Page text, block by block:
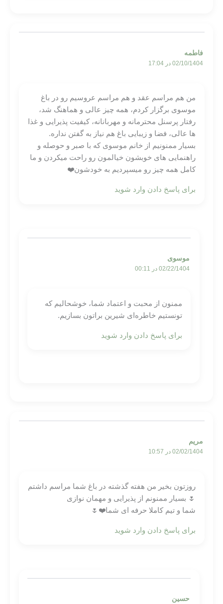
فاطمه
02/10/1404 در 17:04
من هم مراسم عقد و هم مراسم عروسیم رو در باغ
موسوی برگزار کردم، همه چیز عالی و هماهنگ شد،
رفتار پرسنل محترمانه و مهربانانه، کیفیت پذیرایی و غذا
ها عالی، فضا و زیبایی باغ هم نیاز به گفتن نداره.
بسیار ممنونیم از خانم موسوی که با صبر و حوصله و
راهنمایی های خوبشون خیالمون رو راحت میکردن و ما
کامل همه چیز رو میسپردیم به خودشون❤️
برای پاسخ دادن وارد شوید
موسوی
02/22/1404 در 00:11
ممنون از محبت و اعتماد شما، خوشحالیم که
تونستیم خاطره‌ای شیرین براتون بسازیم.
برای پاسخ دادن وارد شوید
مریم
02/02/1404 در 10:57
روزتون بخیر من هفته گذشته در باغ شما مراسم داشتم
🌷 بسیار ممنونم از پذیرایی و مهمان نوازی
شما و تیم کاملا حرفه ای شما❤️🌷
برای پاسخ دادن وارد شوید
حسین